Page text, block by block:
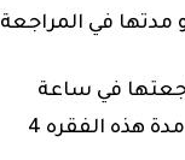
مدتها في المراجعة
في ساعة
المحلولة مدة هذه الفقره 4